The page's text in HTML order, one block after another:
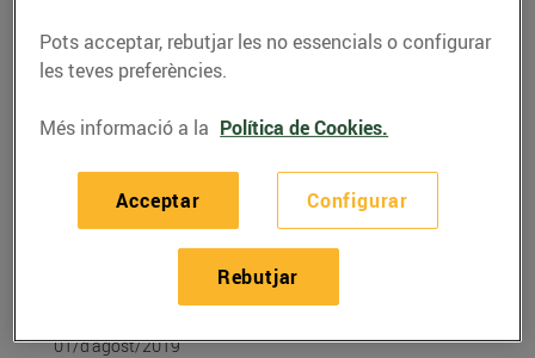
RECEPTES
Recepta de canapès de
pera i formatge
gratinats
01/d’agost/2019
Pots acceptar, rebutjar les no essencials o configurar
les teves preferències.
Més informació a la Política de Cookies.
Configurar
Rebutjar
Acceptar